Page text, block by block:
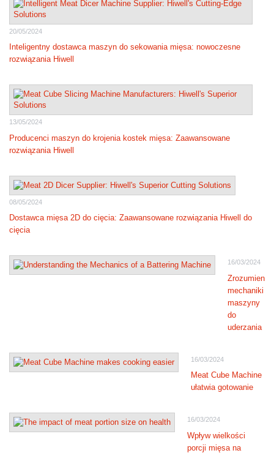
20/05/2024
Inteligentny dostawca maszyn do sekowania mięsa: nowoczesne
rozwiązania Hiwell
13/05/2024
Producenci maszyn do krojenia kostek mięsa: Zaawansowane
rozwiązania Hiwell
08/05/2024
Dostawca mięsa 2D do cięcia: Zaawansowane rozwiązania Hiwell do
cięcia
16/03/2024
Zrozumienie
mechaniki
maszyny
do
uderzania
16/03/2024
Meat Cube Machine
ułatwia gotowanie
16/03/2024
Wpływ wielkości
porcji mięsa na